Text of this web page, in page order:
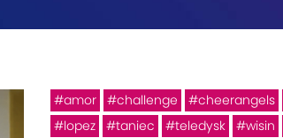
amor challenge cheerangels
lopez
taniec teledysk wisin